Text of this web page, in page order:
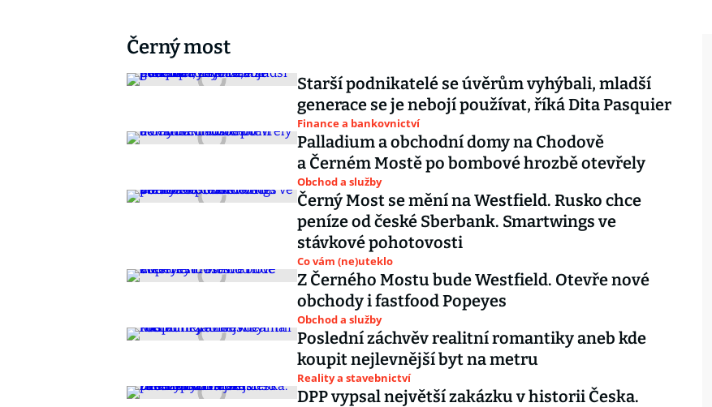
Černý most
Starší podnikatelé se úvěrům vyhýbali, mladší
generace se je nebojí používat, říká Dita Pasquier
Finance a bankovnictví
Palladium a obchodní domy na Chodově
a Černém Mostě po bombové hrozbě otevřely
Obchod a služby
Černý Most se mění na Westfield. Rusko chce
peníze od české Sberbank. Smartwings ve
stávkové pohotovosti
Co vám (ne)uteklo
Z Černého Mostu bude Westfield. Otevře nové
obchody i fastfood Popeyes
Obchod a služby
Poslední záchvěv realitní romantiky aneb kde
koupit nejlevnější byt na metru
Reality a stavebnictví
DPP vypsal největší zakázku v historii Česka.